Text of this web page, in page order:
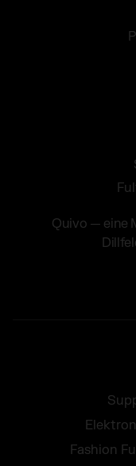
Quivo — eine
Fashion